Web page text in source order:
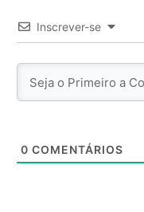
Inscrever-se
0 COMENTÁRIOS